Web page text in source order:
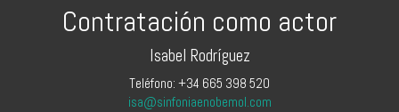
Contratación como actor
Isabel Rodríguez
Teléfono: +34 665 398 520
isa@sinfoniaenobemol.com